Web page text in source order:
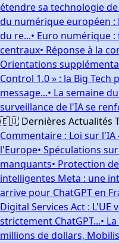
étendre sa technologie
du numérique européen :
du re...• Euro numérique
centraux• Réponse à la
Orientations
Control 1.0 » : la Big
message...• La semaine
surveillance de l'IA se
🇪🇺 Dernières Actualités
Commentaire : Loi sur
l'Europe• Spéculations
manquants• Protection
intelligentes Meta : une
arrive pour ChatGPT en
Digital Services Act :
strictement ChatGPT...•
millions de dollars,